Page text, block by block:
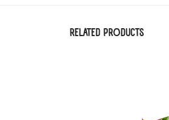
RELATED PRODUCTS